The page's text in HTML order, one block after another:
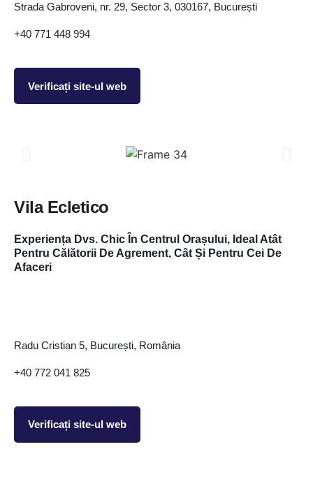
Strada Gabroveni, nr. 29, Sector 3, 030167, București
+40 771 448 994
Verificați site-ul web
Vila Ecletico
Experiența Dvs. Chic În Centrul Orașului, Ideal Atât
Pentru Călătorii De Agrement, Cât Și Pentru Cei De
Afaceri
Radu Cristian 5, București, România
+40 772 041 825
Verificați site-ul web